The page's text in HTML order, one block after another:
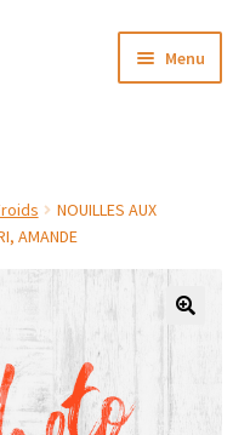
Menu
NOUILLES AUX
AMANDE